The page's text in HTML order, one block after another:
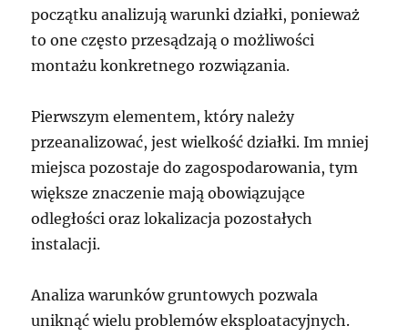
początku analizują warunki działki, ponieważ
to one często przesądzają o możliwości
montażu konkretnego rozwiązania.
Pierwszym elementem, który należy
przeanalizować, jest wielkość działki. Im mniej
miejsca pozostaje do zagospodarowania, tym
większe znaczenie mają obowiązujące
odległości oraz lokalizacja pozostałych
instalacji.
Analiza warunków gruntowych pozwala
uniknąć wielu problemów eksploatacyjnych.